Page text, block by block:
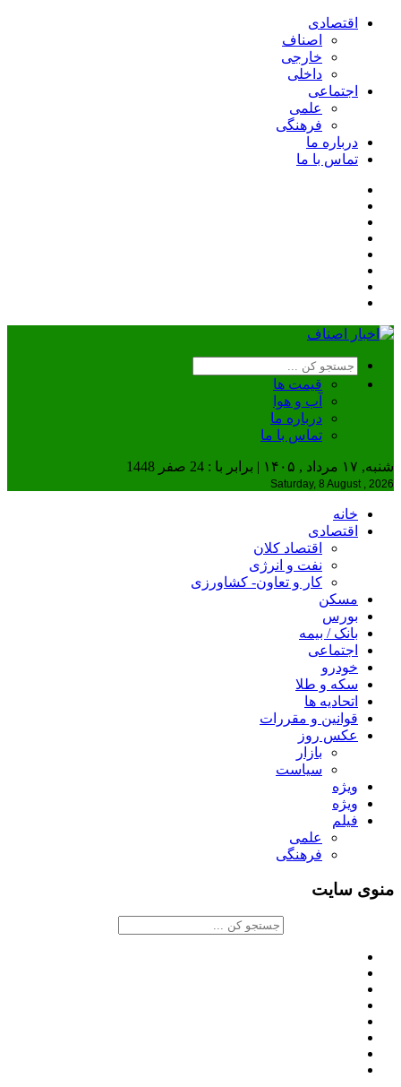
اقتصادی
اصناف
خارجی
داخلی
اجتماعی
علمی
فرهنگی
درباره ما
تماس با ما
قیمت ها
آب و هوا
درباره ما
تماس با ما
شنبه, ۱۷ مرداد , ۱۴۰۵ | برابر با : 24 صفر 1448
Saturday, 8 August , 2026
خانه
اقتصادی
اقتصاد کلان
نفت و انرژی
کار و تعاون- کشاورزی
مسکن
بورس
بانک / بیمه
اجتماعی
خودرو
سکه و طلا
اتحادیه ها
قوانین و مقررات
عکس روز
بازار
سیاست
ویژه
ویژه
فیلم
علمی
فرهنگی
منوی سایت